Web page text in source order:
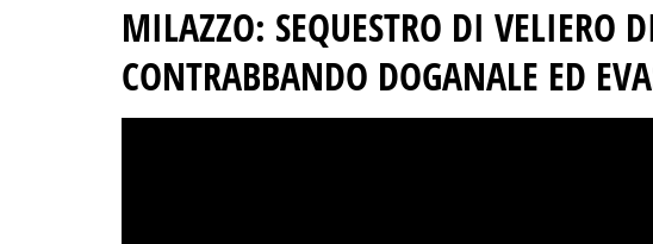
MILAZZO: SEQUESTRO DI VELIERO
CONTRABBANDO DOGANALE ED